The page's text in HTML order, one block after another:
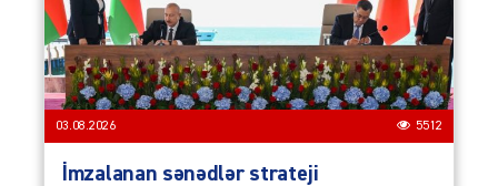
03.08.2026 5512
İmzalanan sənədlər strateji